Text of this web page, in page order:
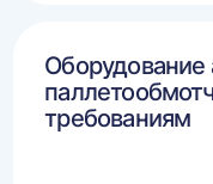
Оборудование
требованиям